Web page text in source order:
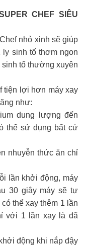
CHEF SIÊU
nhỏ xinh sẽ giúp
ly sinh tố thơm ngon
tố thường xuyên
tiện lợi hơn máy xay
như:
dung lượng đến
thể sử dụng bất cứ
nhuyễn thức ăn chỉ
lần khởi động, máy
30 giây máy sẽ tự
thể xay thêm 1 lần
với 1 lần xay là đã
động khi nắp đậy